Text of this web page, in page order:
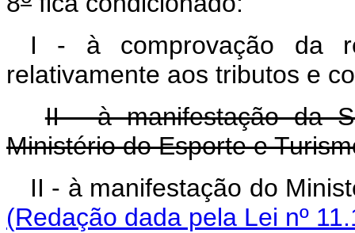
I - à comprovação da
relativamente aos tributos e
II - à manifestação da
Ministério do Esporte e
II - à manifestação
(Redação dada pela Lei nº